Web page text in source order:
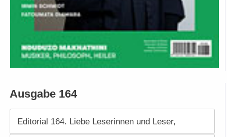
Ausgabe 164
Editorial 164. Liebe Leserinnen und Leser,